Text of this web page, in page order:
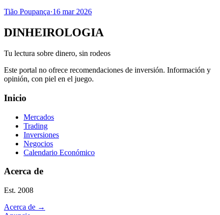
Tião Poupança·16 mar 2026
DINHEIROLOGIA
Tu lectura sobre dinero, sin rodeos
Este portal no ofrece recomendaciones de inversión. Información y
opinión, con piel en el juego.
Inicio
Mercados
Trading
Inversiones
Negocios
Calendario Económico
Acerca de
Est. 2008
Acerca de →